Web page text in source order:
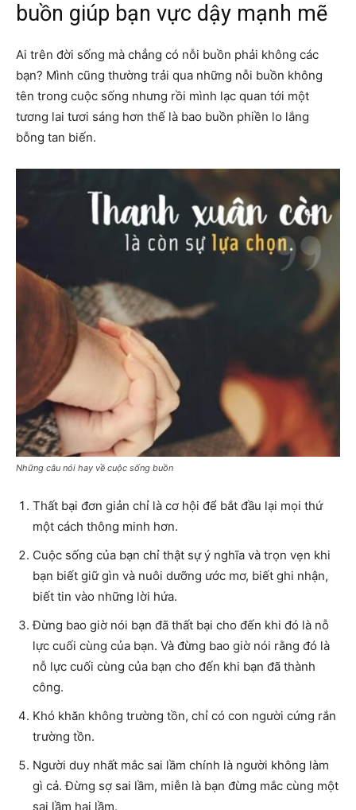
buồn giúp bạn vực dậy mạnh mẽ
Ai trên đời sống mà chẳng có nỗi buồn phải không các
bạn? Mình cũng thường trải qua những nỗi buồn không
tên trong cuộc sống nhưng rồi mình lạc quan tới một
tương lai tươi sáng hơn thế là bao buồn phiền lo lắng
bỗng tan biến.
Những câu nói hay về cuộc sống buồn
Thất bại đơn giản chỉ là cơ hội để bắt đầu lại mọi thứ
một cách thông minh hơn.
Cuộc sống của bạn chỉ thật sự ý nghĩa và trọn vẹn khi
bạn biết giữ gìn và nuôi dưỡng ước mơ, biết ghi nhận,
biết tin vào những lời hứa.
Đừng bao giờ nói bạn đã thất bại cho đến khi đó là nỗ
lực cuối cùng của bạn. Và đừng bao giờ nói rằng đó là
nỗ lực cuối cùng của bạn cho đến khi bạn đã thành
công.
Khó khăn không trường tồn, chỉ có con người cứng rắn
trường tồn.
Người duy nhất mắc sai lầm chính là người không làm
gì cả. Đừng sợ sai lầm, miễn là bạn đừng mắc cùng một
sai lầm hai lầm.